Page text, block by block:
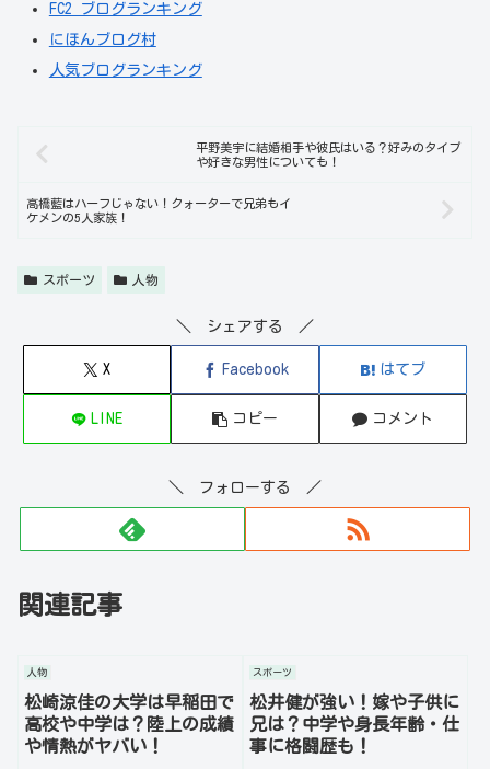
FC2 ブログランキング
にほんブログ村
人気ブログランキング
平野美宇に結婚相手や彼氏はいる？好みのタイプ
や好きな男性についても！
高橋藍はハーフじゃない！クォーターで兄弟もイ
ケメンの5人家族！
スポーツ 人物
＼ シェアする ／
X Facebook はてブ
LINE コピー コメント
＼ フォローする ／
関連記事
人物
松崎涼佳の大学は早稲田で
高校や中学は？陸上の成績
や情熱がヤバい！
スポーツ
松井健が強い！嫁や子供に
兄は？中学や身長年齢・仕
事に格闘歴も！